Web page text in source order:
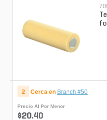
2 Cerca en Branch #50
Precio Al Por Menor
$20.40